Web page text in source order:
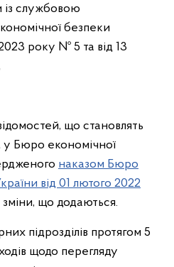
із службовою
безпеки
року № 5 та від 13
що становлять
Бюро економічної
наказом Бюро
від 01 лютого 2022
зміни, що додаються.
підрозділів протягом 5
щодо перегляду